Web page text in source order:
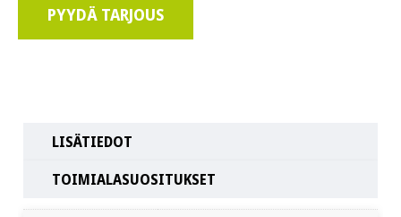
PYYDÄ TARJOUS
LISÄTIEDOT
TOIMIALASUOSITUKSET